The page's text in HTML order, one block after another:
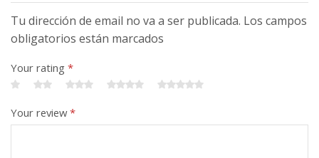
Tu dirección de email no va a ser publicada. Los campos
obligatorios están marcados
Your rating *
Your review*